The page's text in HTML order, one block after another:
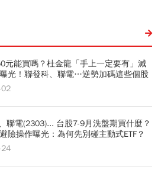
元能買嗎？杜金龍「手上一定要有」減
光！聯發科、聯電…逆勢加碼這些個股
聯電(2303)... 台股7-9月洗盤期買什麼？
險操作曝光：為何先別碰主動式ETF？